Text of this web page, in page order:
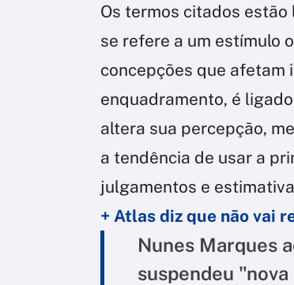
Os termos citados
se refere a um estímulo
concepções que afetam
enquadramento, é
altera sua percepção,
a tendência de usar a
julgamentos e
+ Atlas diz que não vai
Nunes Marques
suspendeu